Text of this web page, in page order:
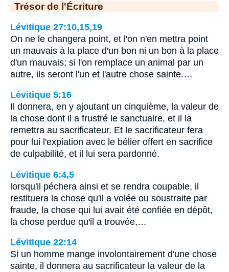
Trésor de l'Écriture
Lévitique 27:10,15,19
On ne le changera point, et l'on n'en mettra point
un mauvais à la place d'un bon ni un bon à la place
d'un mauvais; si l'on remplace un animal par un
autre, ils seront l'un et l'autre chose sainte.…
Lévitique 5:16
Il donnera, en y ajoutant un cinquième, la valeur de
la chose dont il a frustré le sanctuaire, et il la
remettra au sacrificateur. Et le sacrificateur fera
pour lui l'expiation avec le bélier offert en sacrifice
de culpabilité, et il lui sera pardonné.
Lévitique 6:4,5
lorsqu'il péchera ainsi et se rendra coupable, il
restituera la chose qu'il a volée ou soustraite par
fraude, la chose qui lui avait été confiée en dépôt,
la chose perdue qu'il a trouvée,…
Lévitique 22:14
Si un homme mange involontairement d'une chose
sainte, il donnera au sacrificateur la valeur de la